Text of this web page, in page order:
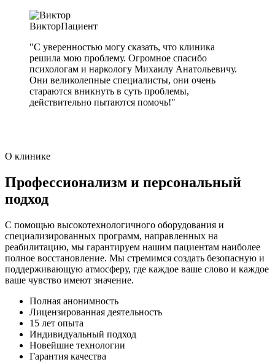
ВикторПациент
"С уверенностью могу сказать, что клиника
решила мою проблему. Огромное спасибо
психологам и наркологу Михаилу Анатольевичу.
Они великолепные специалисты, они очень
стараются вникнуть в суть проблемы,
действительно пытаются помочь!"
О клинике
Профессионализм и персональный
подход
С помощью высокотехнологичного оборудования и
специализированных программ, направленных на
реабилитацию, мы гарантируем нашим пациентам наиболее
полное восстановление. Мы стремимся создать безопасную и
поддерживающую атмосферу, где каждое ваше слово и каждое
ваше чувство имеют значение.
Полная анонимность
Лицензированная деятельность
15 лет опыта
Индивидуальный подход
Новейшие технологии
Гарантия качества